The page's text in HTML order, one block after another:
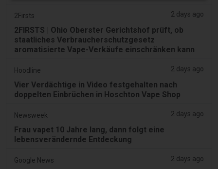
2Firsts 2 days ago
2FIRSTS | Ohio Oberster Gerichtshof prüft, ob
staatliches Verbraucherschutzgesetz
aromatisierte Vape-Verkäufe einschränken kann
Hoodline 2 days ago
Vier Verdächtige in Video festgehalten nach
doppelten Einbrüchen in Hoschton Vape Shop
Newsweek 2 days ago
Frau vapet 10 Jahre lang, dann folgt eine
lebensverändernde Entdeckung
Google News 2 days ago